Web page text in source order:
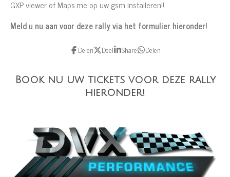
GXP viewer of Maps.me op uw gsm installeren!!
Meld u nu aan voor deze rally via het formulier hieronder!
Delen Deel Share Delen
Book nu uw tickets voor deze rally
hieronder!